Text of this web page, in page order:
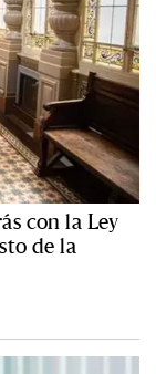
con la Ley
de la